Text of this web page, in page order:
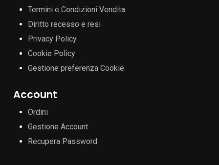
Termini e Condizioni Vendita
Diritto recesso e resi
Privacy Policy
Cookie Policy
Gestione preferenza Cookie
Account
Ordini
Gestione Account
Recupera Password